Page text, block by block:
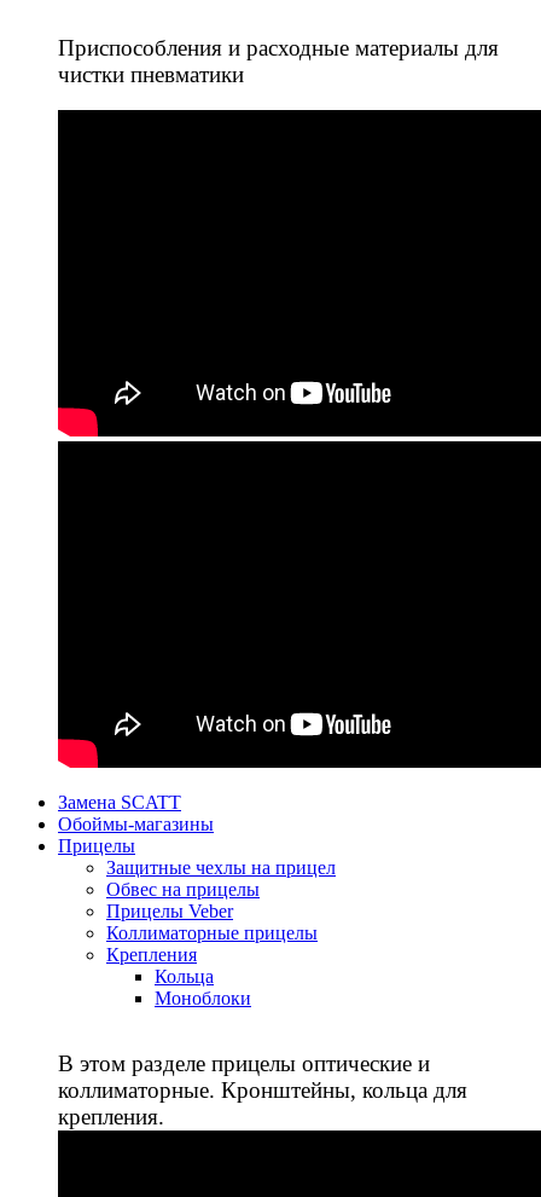
Приспособления и расходные материалы для
чистки пневматики
Замена SCATT
Обоймы-магазины
Прицелы
Защитные чехлы на прицел
Обвес на прицелы
Прицелы Veber
Коллиматорные прицелы
Крепления
Кольца
Моноблоки
В этом разделе прицелы оптические и
коллиматорные. Кронштейны, кольца для
крепления.